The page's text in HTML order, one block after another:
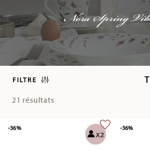
Nora Spring
FILTRE
21 résultats
-36% -36%